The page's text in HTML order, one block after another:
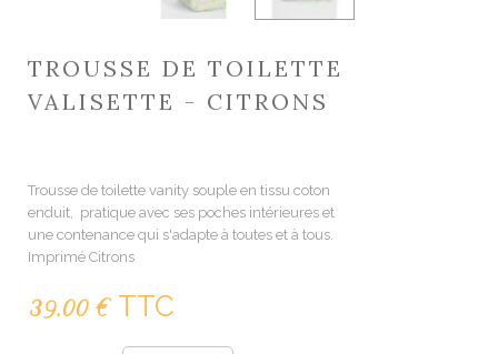
TROUSSE DE TOILETTE
VALISETTE - CITRONS
Trousse de toilette vanity souple en tissu coton
enduit, pratique avec ses poches intérieures et
une contenance qui s'adapte à toutes et à tous.
Imprimé Citrons
39.00 €TTC